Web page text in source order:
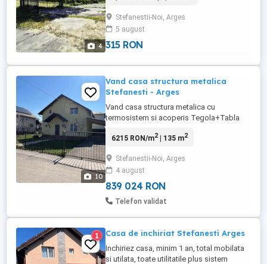
4
, gaze , canalizare , asfalt sau varianta de
1589 mp cu deschidere de 14 m. Pret 60
euro ...
Stefanestii-Noi, Arges
5 august
315 RON
10
Vand casa structura metalica
Stefanesti - Arges
Vand casa structura metalica cu
termosistem si acoperis Tegola+Tabla
beton cu gresie si balustrada fier forjat.
interior celulare, Usa terasa PVC. Centrala
proprie, calorifere, termostat Wi-Fi parter
si capete termostatate ...
6215 RON/m2| 135 m2
Stefanestii-Noi, Arges
4 august
839 024 RON
Telefon validat
1 Casa de inchiriat Stefanesti Arges
Inchiriez casa, minim 1 an, total mobilata
si utilata, toate utilitatile plus sistem